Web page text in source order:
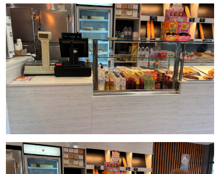
caliente.Evita problemas vecinales, al dirigir los
gases a la cubierta (y no a la fachada), se evitan
quejas por olores, humos o ruidos por parte de
vecinos colindantes.
Cámara frigorífica: Dispone de una cámara
frigorífica de buenas dimensiones para una mejor
conservación de los productos alimentarios.
Totalmente equipado : listo para operar y con clientela
recurrente para poder facturar desde el primer día.
Condiciones del traspaso
Traspaso: 81.000 euros
Alquiler mensual : 1.070 € más IVA.
Duración del contrato de alquiler: 10 años.